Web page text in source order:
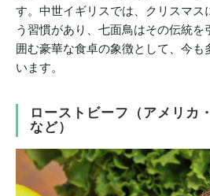
す。中世イギリスでは、クリスマス
う習慣があり、七面鳥はその伝統
囲む豪華な食卓の象徴として、今も
います。
ローストビーフ（アメリカ
など）